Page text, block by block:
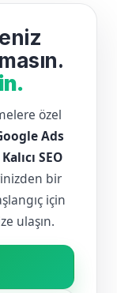
özel
Ads
SEO
bir
için
ulaşın.